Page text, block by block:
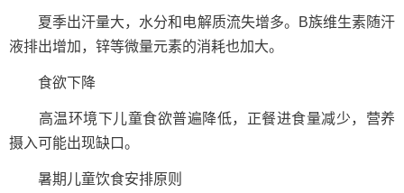
夏季出汗量大，水分和电解质流失增多。B族维生素随汗
液排出增加，锌等微量元素的消耗也加大。
食欲下降
高温环境下儿童食欲普遍降低，正餐进食量减少，营养
摄入可能出现缺口。
暑期儿童饮食安排原则